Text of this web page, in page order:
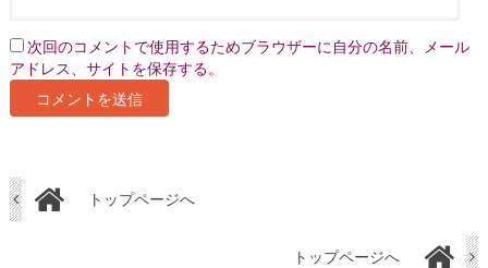
次回のコメントで使用するためブラウザーに自分の名前、メール
アドレス、サイトを保存する。
トップページへ
トップページへ